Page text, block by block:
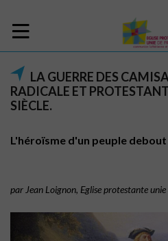
LA GUERRE DES
RADICALE ET
SIÈCLE.
L'héroïsme d'un peuple
par Jean Loignon, Eglise protestante